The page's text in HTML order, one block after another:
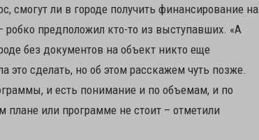
смогут ли в городе получить финансирование на
робко предположил кто-то из выступавших. «А
без документов на объект никто еще
это сделать, но об этом расскажем чуть позже.
и есть понимание и по объемам, и по
или программе не стоит – отметили